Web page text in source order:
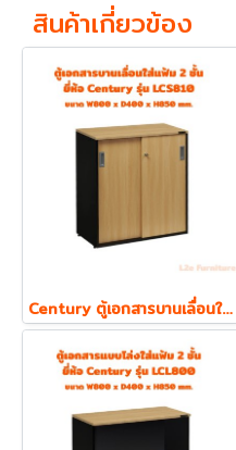
สินค้าเกี่ยวข้อง
Century ตู้เอกสารบานเลื่อนใส่แฟ้ม ตั้ง 2 ชั้น รุ่น LCS810 ความหนา Top 19 mm.